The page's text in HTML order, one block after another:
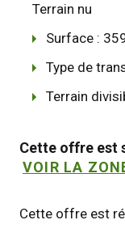
Terrain nu
Surface :
Type de
Terrain
VOIR LA
Cette offre est